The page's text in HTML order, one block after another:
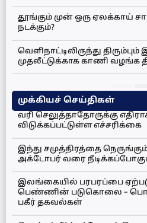
தூங்கும் முன் ஒரு ஏலக்காய்
நடக்கும்?
வெளிநாட்டிலிருந்து
முதலீட்டுக்காக காணி வழங்க
முக்கியச் செய்திகள்
வரி செலுத்தாதோருக்கு
விடுக்கப்பட்டுள்ள எச்சரிக்கை
இந்து சமுத்திரத்தை
அக்டோபர் வரை
இலங்கையில் பரபரப்பை
பெண்ணின் படுகொலை –
பகீர் தகவல்கள்